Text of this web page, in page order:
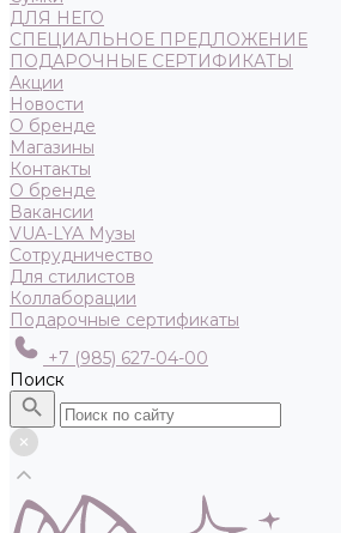
ДЛЯ НЕГО
СПЕЦИАЛЬНОЕ ПРЕДЛОЖЕНИЕ
ПОДАРОЧНЫЕ СЕРТИФИКАТЫ
Акции
Новости
О бренде
Магазины
Контакты
О бренде
Вакансии
VUA-LYA Музы
Сотрудничество
Для стилистов
Коллаборации
Подарочные сертификаты
+7 (985) 627-04-00
Поиск